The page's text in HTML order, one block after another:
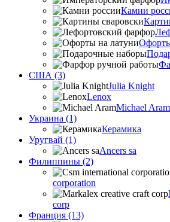
Камни
США (3)
Julia Knight
Lenox
Michael Aram
Украина (1)
Керамика
Уругвай (1)
Ancers sa
Филиппины (2)
corporation
corp
Франция (13)